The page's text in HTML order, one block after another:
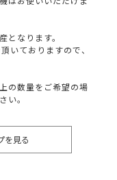
となります。
いておりますので、
の数量をご希望の場
い。
を見る